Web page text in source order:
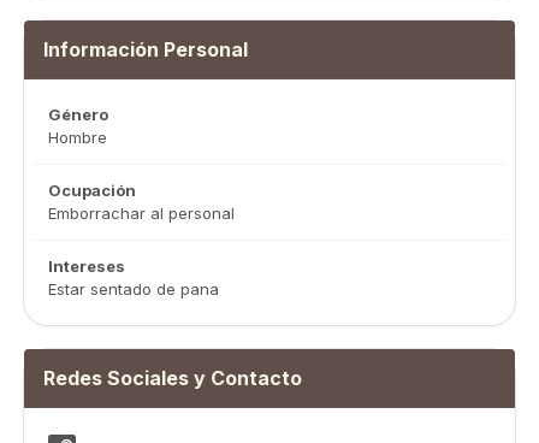
Información Personal
Género
Hombre
Ocupación
Emborrachar al personal
Intereses
Estar sentado de pana
Redes Sociales y Contacto